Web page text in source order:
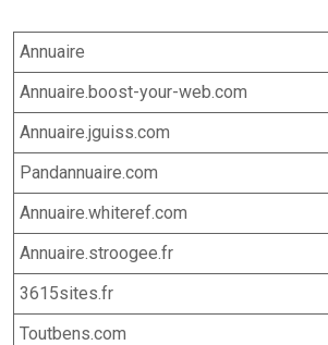
Annuaire
Annuaire.boost-your-web.com
Annuaire.jguiss.com
Pandannuaire.com
Annuaire.whiteref.com
Annuaire.stroogee.fr
3615sites.fr
Toutbens.com